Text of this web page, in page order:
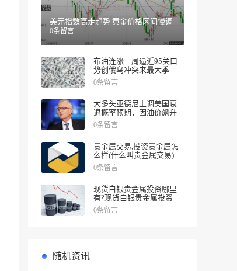
美元指数高走趋势 黄金价格区间慢调
0条留言
布油连涨三周逼近95关口
势创俄乌冲突来最大季度
涨幅
0条留言
大多头亚德尼上调美国衰
退概率预期，因油价飙升
0条留言
贵金属交易,投资贵金属怎
么样(什么叫贵金属交易)
0条留言
现货白银贵金属投资哪里
有?现货白银贵金属投资被
诱导投资亏损
0条留言
随机资讯